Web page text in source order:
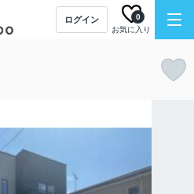
ログイン
お気に入り
0